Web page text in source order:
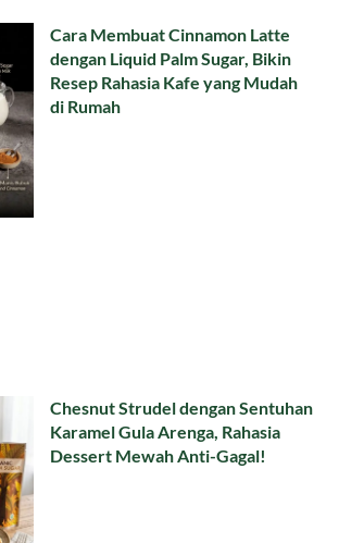
Cara Membuat Cinnamon Latte
dengan Liquid Palm Sugar, Bikin
Resep Rahasia Kafe yang Mudah
di Rumah
Chesnut Strudel dengan Sentuhan
Karamel Gula Arenga, Rahasia
Dessert Mewah Anti-Gagal!